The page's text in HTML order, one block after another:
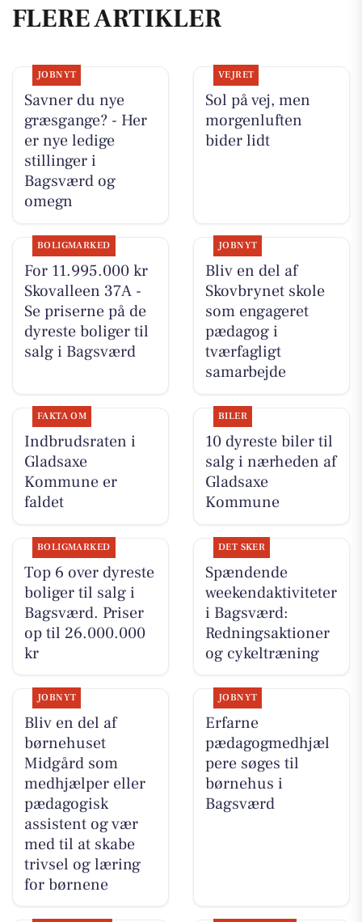
FLERE ARTIKLER
JOBNYT
Savner du nye
græsgange? - Her
er nye ledige
stillinger i
Bagsværd og
omegn
VEJRET
Sol på vej, men
morgenluften
bider lidt
BOLIGMARKED
For 11.995.000 kr
Skovalleen 37A -
Se priserne på de
dyreste boliger til
salg i Bagsværd
JOBNYT
Bliv en del af
Skovbrynet skole
som engageret
pædagog i
tværfagligt
samarbejde
FAKTA OM
Indbrudsraten i
Gladsaxe
Kommune er
faldet
BILER
10 dyreste biler til
salg i nærheden af
Gladsaxe
Kommune
BOLIGMARKED
Top 6 over dyreste
boliger til salg i
Bagsværd. Priser
op til 26.000.000
kr
DET SKER
Spændende
weekendaktiviteter
i Bagsværd:
Redningsaktioner
og cykeltræning
JOBNYT
Bliv en del af
børnehuset
Midgård som
medhjælper eller
pædagogisk
assistent og vær
med til at skabe
trivsel og læring
for børnene
JOBNYT
Erfarne
pædagogmedhjæl
pere søges til
børnehus i
Bagsværd